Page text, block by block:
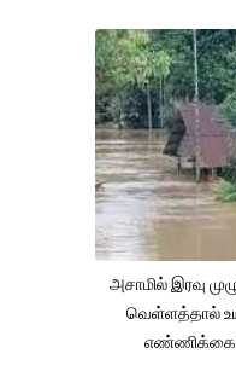
அசாமில் இரவு
வெள்ளத்தால்
எண்ணிக்கை